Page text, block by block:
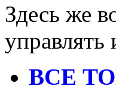
Здесь же
ВСЕ